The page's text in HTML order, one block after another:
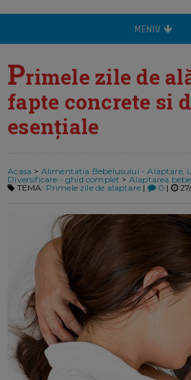
MENIU
Primele zile de
fapte concrete si
esențiale
Acasa > Alimentatia Bebelusului - Alaptare,
Diversificare - ghid complet > Alaptarea
TEMA: Primele zile de alaptare| 0 |